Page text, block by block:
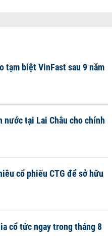
tạm biệt VinFast sau 9 năm
nước tại Lai Châu cho chính
cổ phiếu CTG để sở hữu
cổ tức ngay trong tháng 8